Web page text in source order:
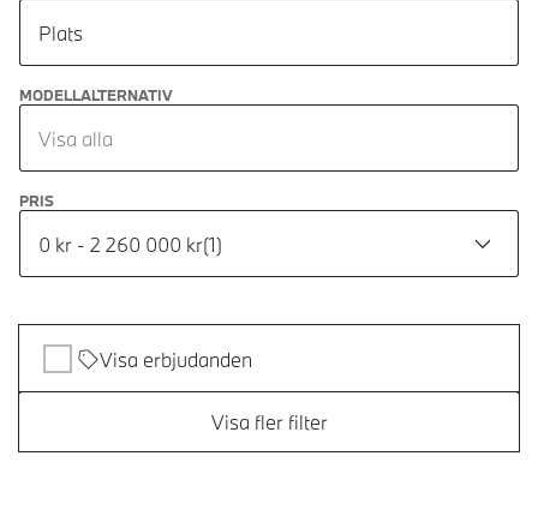
Plats
MODELLALTERNATIV
Visa alla
PRIS
0 kr - 2 260 000 kr(1)
Visa erbjudanden
Visa fler filter